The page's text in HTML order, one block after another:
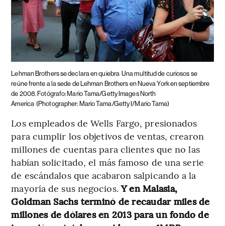
Lehman Brothers se declara en quiebra Una multitud de curiosos se
reúne frente a la sede de Lehman Brothers en Nueva York en septiembre
de 2008. Fotógrafo: Mario Tama/Getty Images North
America (Photographer: Mario Tama/Getty I/Mario Tama)
Los empleados de Wells Fargo, presionados
para cumplir los objetivos de ventas, crearon
millones de cuentas para clientes que no las
habían solicitado, el más famoso de una serie
de escándalos que acabaron salpicando a la
mayoría de sus negocios.Y en Malasia,
Goldman Sachs terminó de recaudar miles de
millones de dólares en 2013 para un fondo de